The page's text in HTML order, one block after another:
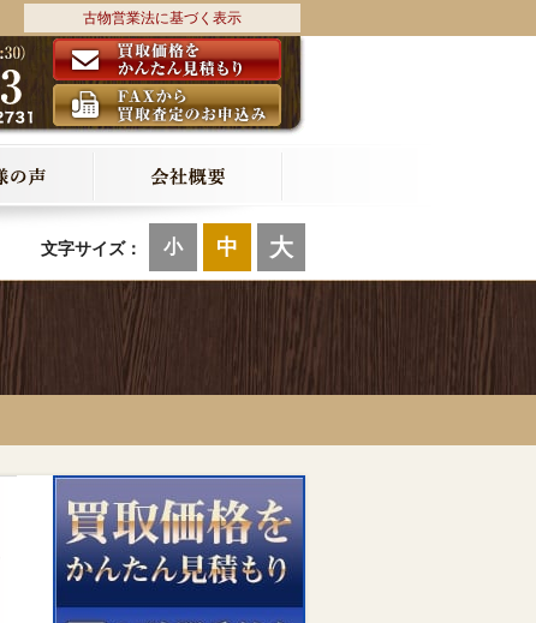
古物営業法に基づく表示
文字サイズ： 小 中 大